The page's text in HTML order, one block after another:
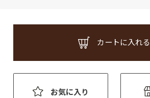
カートに入れる
お気に入り